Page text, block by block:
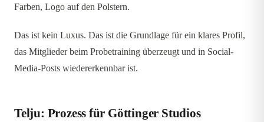
Farben, Logo auf den Polstern.
Das ist kein Luxus. Das ist die Grundlage für ein klares Profil,
das Mitglieder beim Probetraining überzeugt und in Social-
Media-Posts wiedererkennbar ist.
Telju: Prozess für Göttinger Studios